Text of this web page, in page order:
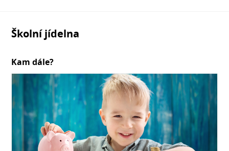
Školní jídelna
Kam dále?